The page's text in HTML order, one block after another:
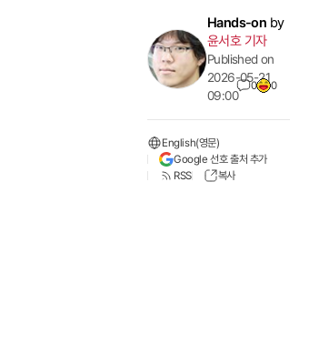
이엑스포에 출전했다. AI 미
네르바가 폭주한 도시에서
유저는 조사단원이 되어 살
인 기계를 피해 시스템을 복
구해야 한다. 자원 제한과 심
를 목표로 한다. 감시망에 걸
리면 추격이 시작되는 긴장
감과 단계별 미션 수행 과정
Hands-on by
윤서호 기자
Published on
2026-05-21
09:00
English(영문)
Google 선호 출처 추가
RSS
복사
0 0